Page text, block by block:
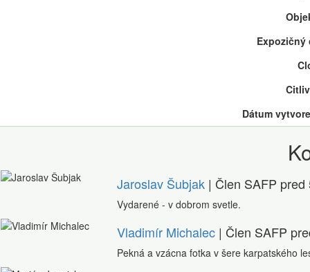
Expozičný
Dátum
Jaroslav Šubjak | Člen SAFP pred
Vydarené - v dobrom svetle.
Vladimír Michalec | Člen SAFP
Pekná a vzácna fotka v šere karpatského